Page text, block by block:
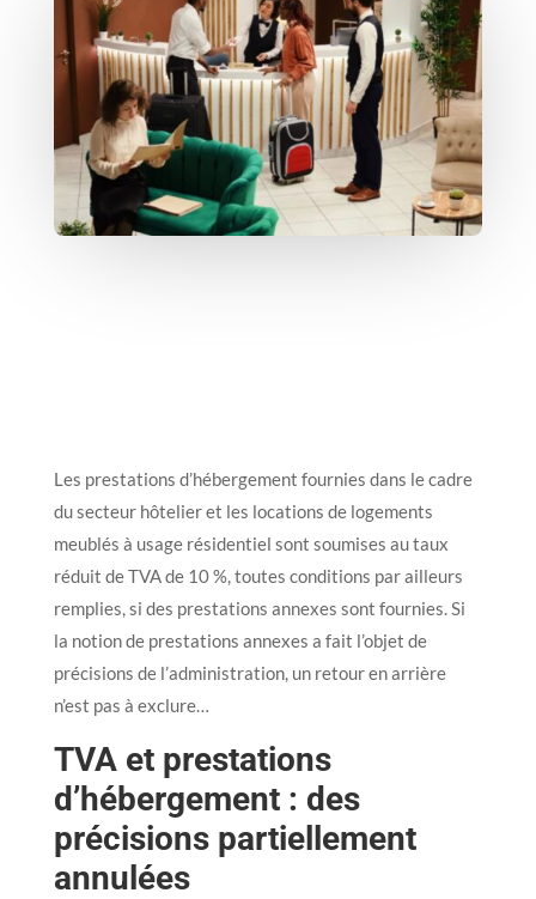
Les prestations d’hébergement fournies dans le cadre
du secteur hôtelier et les locations de logements
meublés à usage résidentiel sont soumises au taux
réduit de TVA de 10 %, toutes conditions par ailleurs
remplies, si des prestations annexes sont fournies. Si
la notion de prestations annexes a fait l’objet de
précisions de l’administration, un retour en arrière
n’est pas à exclure…
TVA et prestations
d’hébergement : des
précisions partiellement
annulées